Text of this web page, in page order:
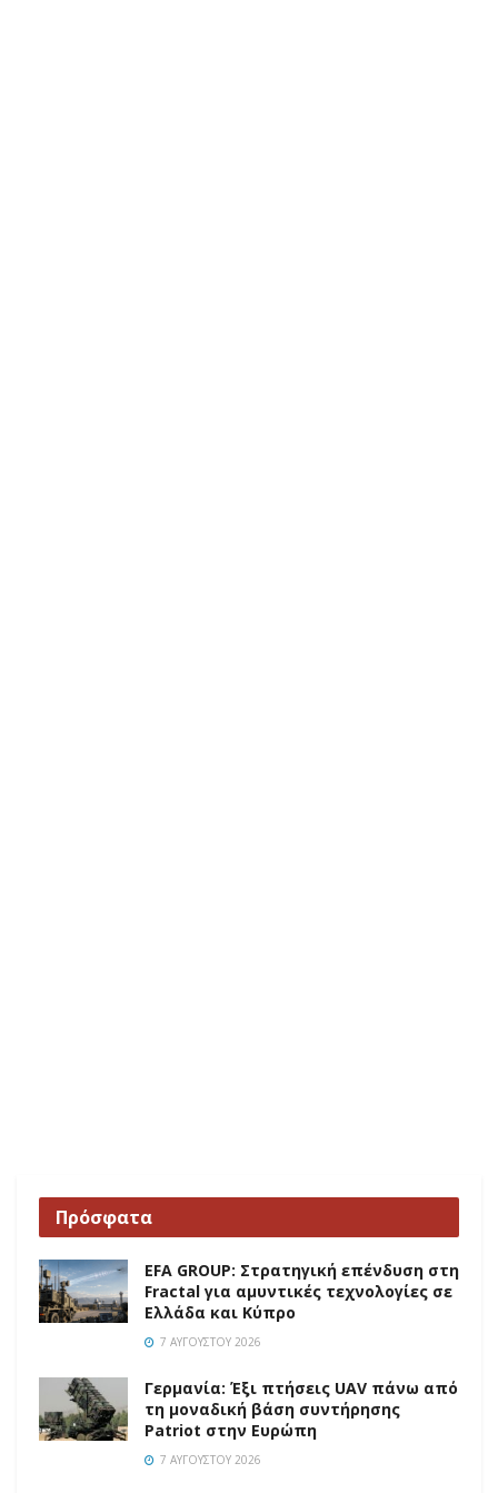
Πρόσφατα
EFA GROUP: Στρατηγική επένδυση στη
Fractal για αμυντικές τεχνολογίες σε
Ελλάδα και Κύπρο
7 ΑΥΓΟΎΣΤΟΥ 2026
Γερμανία: Έξι πτήσεις UAV πάνω από
τη μοναδική βάση συντήρησης
Patriot στην Ευρώπη
7 ΑΥΓΟΎΣΤΟΥ 2026